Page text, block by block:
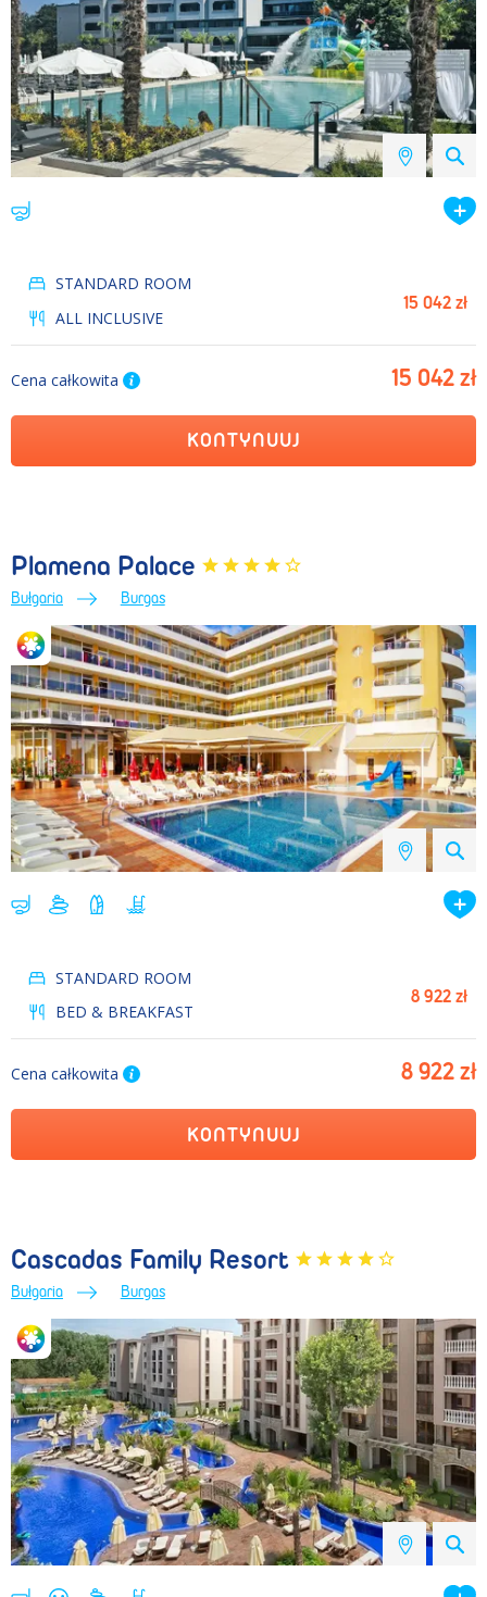
STANDARD ROOM
ALL INCLUSIVE
15 042 zł
Cena całkowita 15 042 zł
KONTYNUUJ
Plamena Palace
Bułgaria Burgas
STANDARD ROOM
BED & BREAKFAST
8 922 zł
Cena całkowita 8 922 zł
KONTYNUUJ
Cascadas Family Resort
Bułgaria Burgas